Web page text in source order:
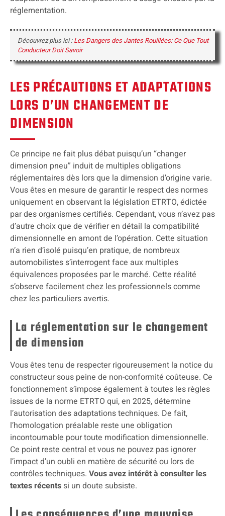
réglementation.
Découvrez plus ici :Les Dangers des Jantes Rouillées: Ce Que Tout
Conducteur Doit Savoir
LES PRÉCAUTIONS ET ADAPTATIONS
LORS D’UN CHANGEMENT DE
DIMENSION
Ce principe ne fait plus débat puisqu’un “changer
dimension pneu” induit de multiples obligations
réglementaires dès lors que la dimension d’origine varie.
Vous êtes en mesure de garantir le respect des normes
uniquement en observant la législation ETRTO, édictée
par des organismes certifiés. Cependant, vous n’avez pas
d’autre choix que de vérifier en détail la compatibilité
dimensionnelle en amont de l’opération. Cette situation
n’a rien d’isolé puisqu’en pratique, de nombreux
automobilistes s’interrogent face aux multiples
équivalences proposées par le marché. Cette réalité
s’observe facilement chez les professionnels comme
chez les particuliers avertis.
La réglementation sur le changement
de dimension
Vous êtes tenu de respecter rigoureusement la notice du
constructeur sous peine de non-conformité coûteuse. Ce
fonctionnement s’impose également à toutes les règles
issues de la norme ETRTO qui, en 2025, détermine
l’autorisation des adaptations techniques. De fait,
l’homologation préalable reste une obligation
incontournable pour toute modification dimensionnelle.
Ce point reste central et vous ne pouvez pas ignorer
l’impact d’un oubli en matière de sécurité ou lors de
contrôles techniques. Vous avez intérêt à consulter les
textes récents si un doute subsiste.